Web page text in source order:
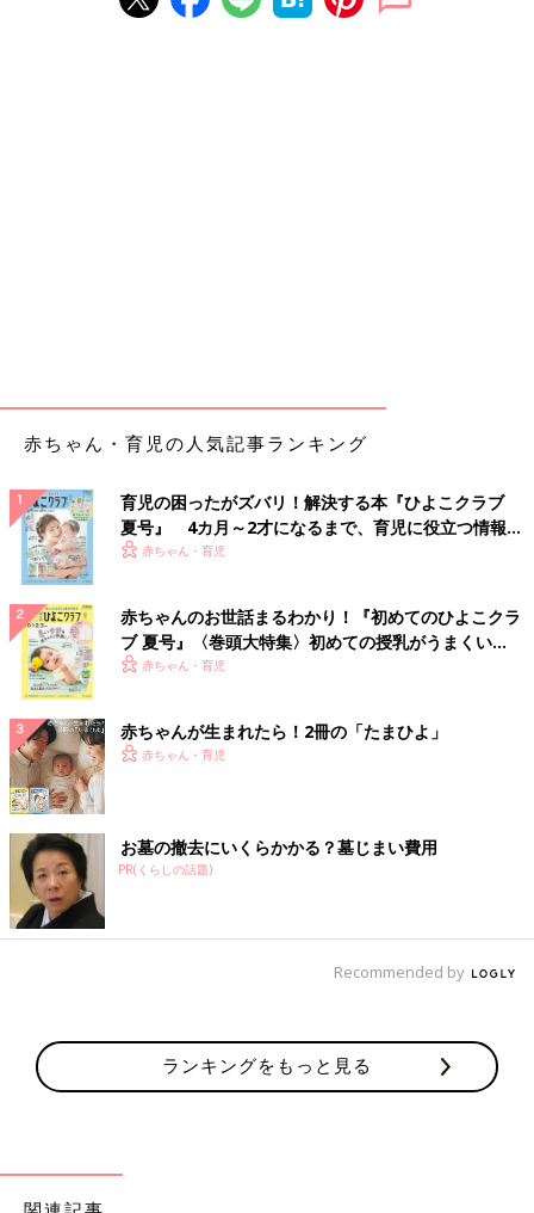
赤ちゃん・育児の人気記事ランキング
育児の困ったがズバリ！解決する本『ひよこクラブ
夏号』 4カ月～2才になるまで、育児に役立つ情報が
いっぱい！
赤ちゃん・育児
赤ちゃんのお世話まるわかり！『初めてのひよこクラ
ブ 夏号』〈巻頭大特集〉初めての授乳がうまくい
く！ おっぱい・ミルクの基本と夏のトラブル 解決テ
赤ちゃん・育児
赤ちゃんが生まれたら！2冊の「たまひよ」
赤ちゃん・育児
お墓の撤去にいくらかかる？墓じまい費用
PR(くらしの話題)
Recommended by
ランキングをもっと見る